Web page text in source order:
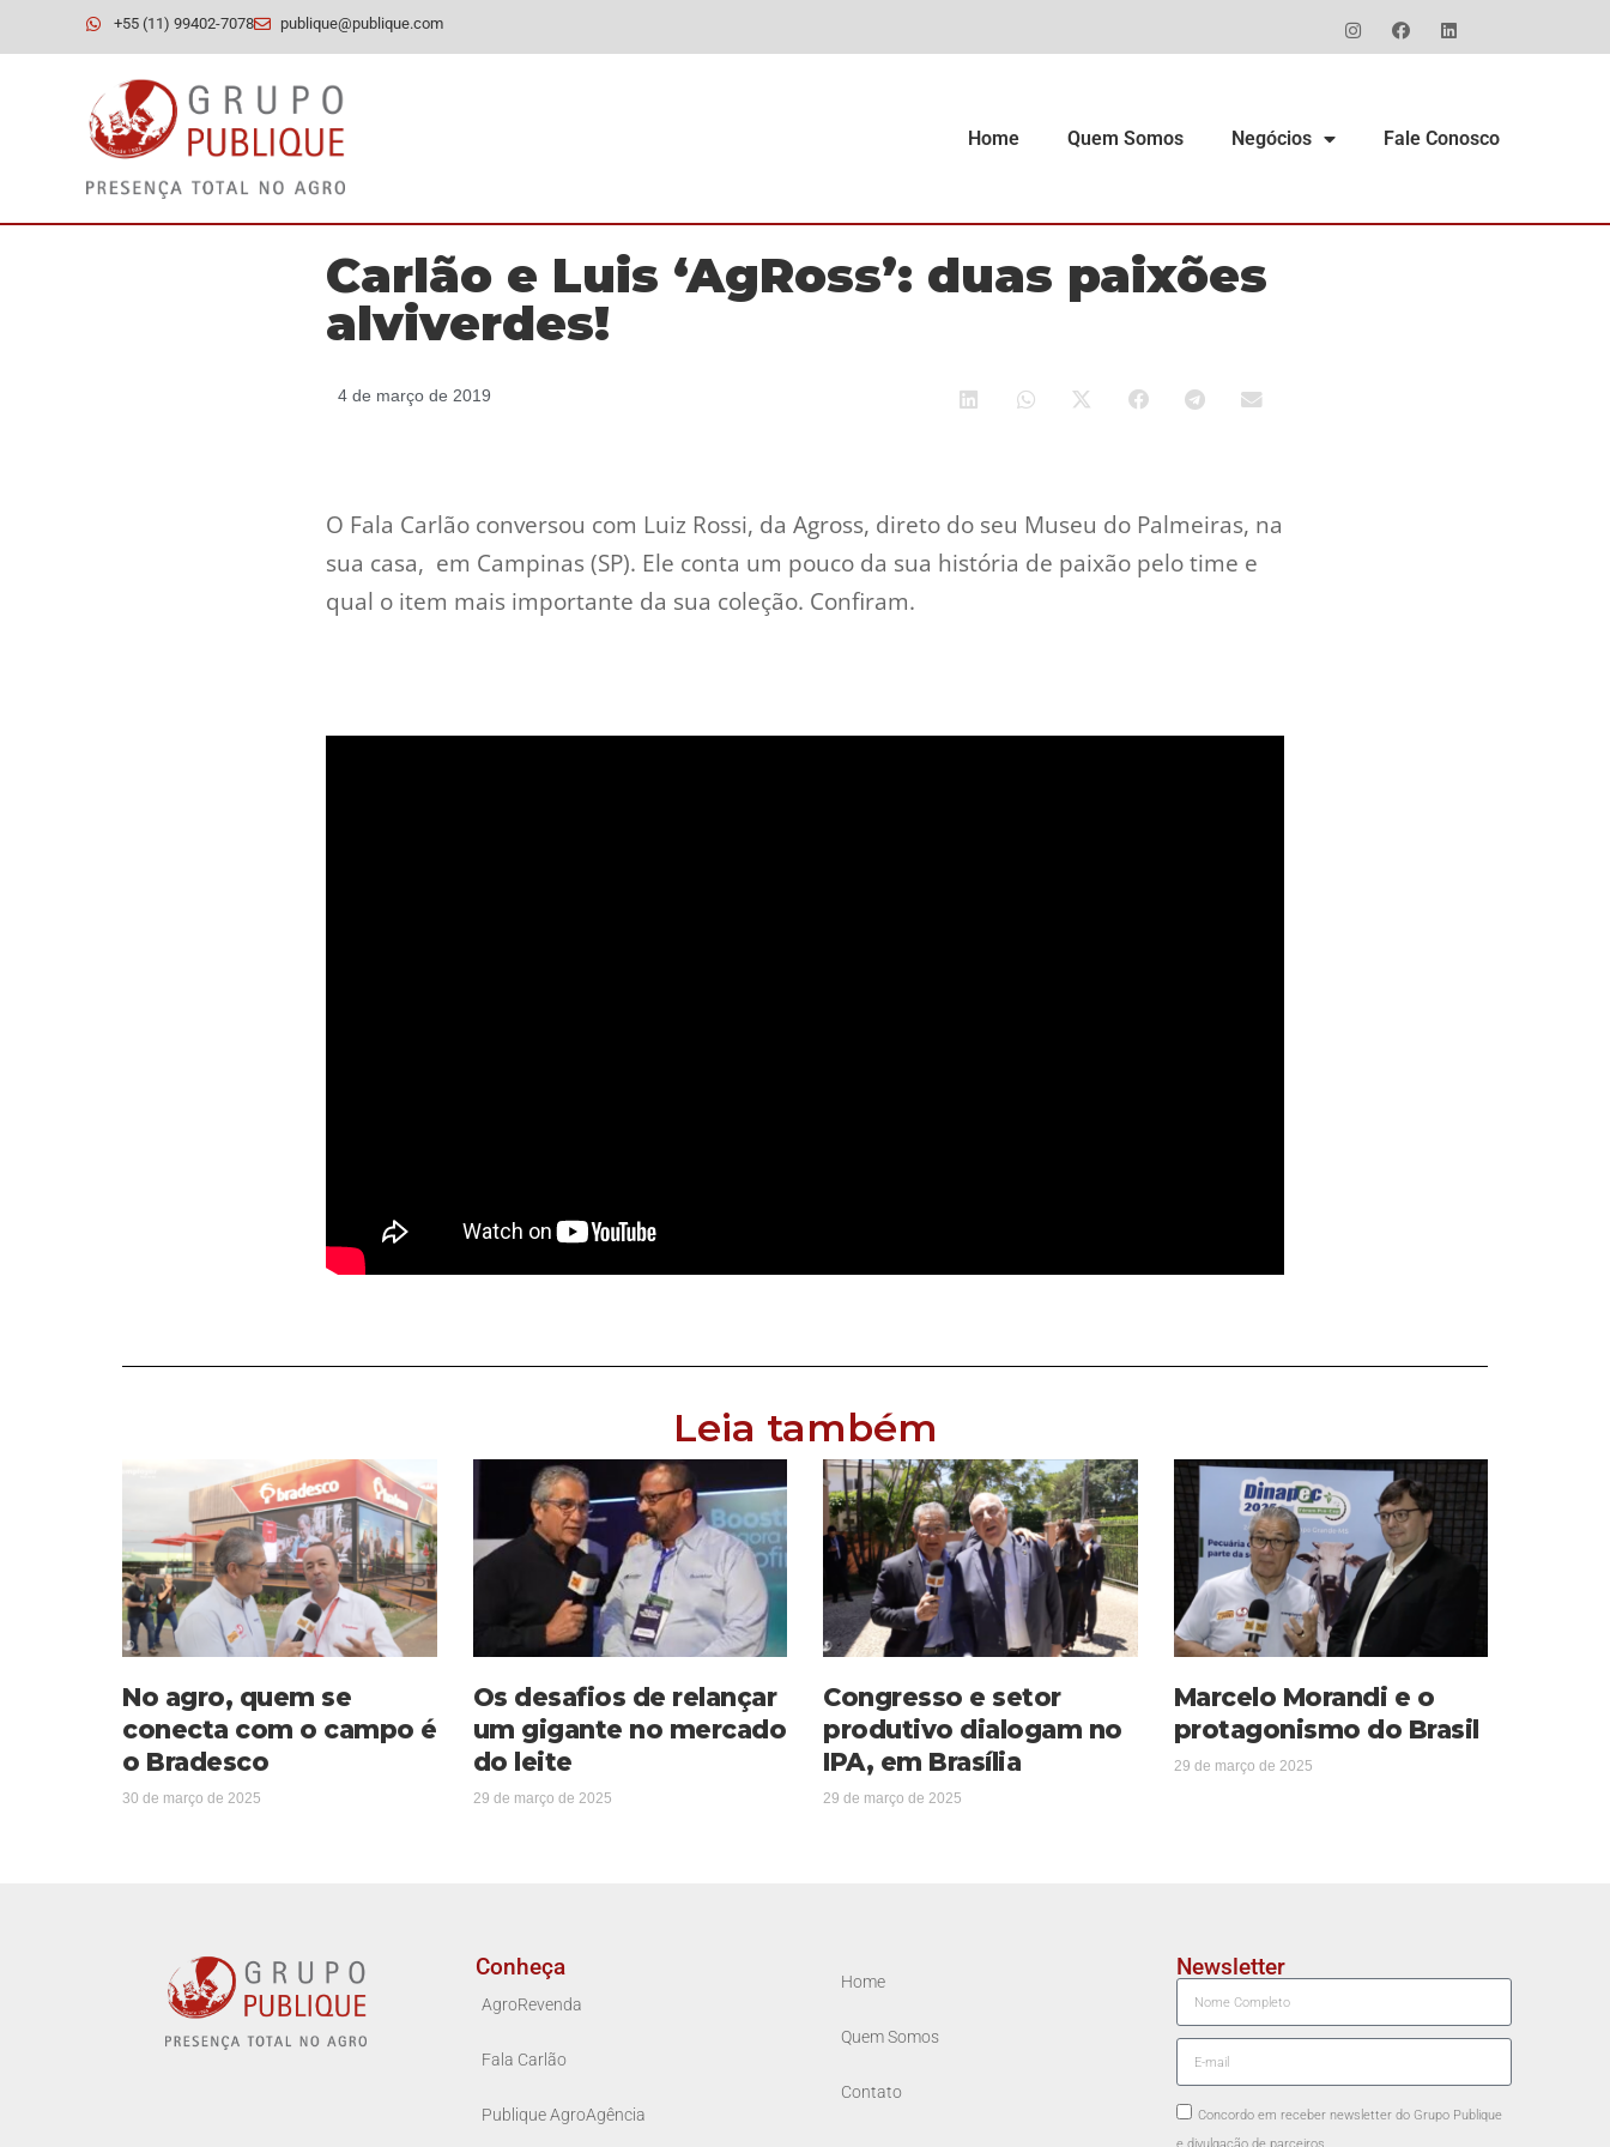
+55 (11) 99402-7078 publique@publique.com
Home Quem Somos Negócios Fale Conosco
Carlão e Luis ‘AgRoss’: duas paixões
alviverdes!
4 de março de 2019
O Fala Carlão conversou com Luiz Rossi, da Agross, direto do seu Museu do Palmeiras, na
sua casa, em Campinas (SP). Ele conta um pouco da sua história de paixão pelo time e
qual o item mais importante da sua coleção. Confiram.
Leia também
No agro, quem se
conecta com o campo é
o Bradesco
30 de março de 2025
Os desafios de relançar
um gigante no mercado
do leite
29 de março de 2025
Congresso e setor
produtivo dialogam no
IPA, em Brasília
29 de março de 2025
Marcelo Morandi e o
protagonismo do Brasil
29 de março de 2025
Conheça
AgroRevenda
Fala Carlão
Publique AgroAgência
Home
Quem Somos
Contato
Newsletter
Concordo em receber newsletter do Grupo Publique